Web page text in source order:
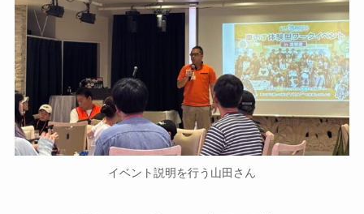
イベント説明を行う山田さん